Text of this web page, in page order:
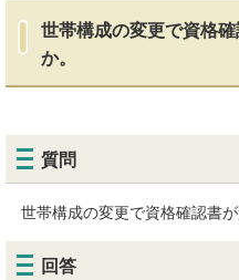
世帯構成の変更で資格
か。
質問
世帯構成の変更で資格確認書が
回答